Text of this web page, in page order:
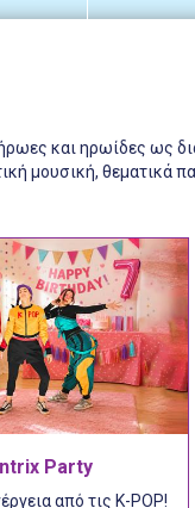
και ηρωίδες ως
μουσική, θεματικά
Party
από τις K-POP!